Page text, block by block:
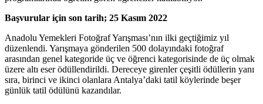
Başvurular için son tarih; 25 Kasım 2022
Anadolu Yemekleri Fotoğraf Yarışması’nın ilki geçtiğimiz yıl
düzenlendi. Yarışmaya gönderilen 500 dolayındaki fotoğraf
arasından genel kategoride üç ve öğrenci kategorisinde de üç olmak
üzere altı eser ödüllendirildi. Dereceye girenler çeşitli ödüllerin yanı
sıra, birinci ve ikinci olanlara Antalya’daki tatil köylerinde beşer
günlük tatil ödülünü kazandılar.